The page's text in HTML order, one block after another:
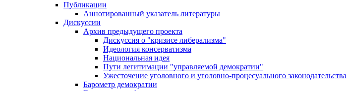
Публикации
Аннотированный указатель литературы
Дискуссии
Архив предыдущего проекта
Дискуссия о "кризисе либерализма"
Идеология консерватизма
Национальная идея
Пути легитимации "управляемой демократии"
Ужесточение уголовного и уголовно-процесуального законодательства
Барометр демократии